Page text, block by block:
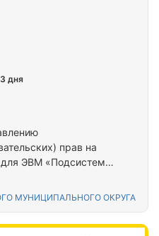
прав на
ЭВМ «Подсистема
МУНИЦИПАЛЬНОГО ОКРУГА
дня